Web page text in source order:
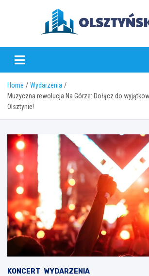
olsztynski.pl
Home
Wydarzenia
Muzyczna rewolucja Na Górze: Dołącz do
Olsztynie!
KONCERT WYDARZENIA